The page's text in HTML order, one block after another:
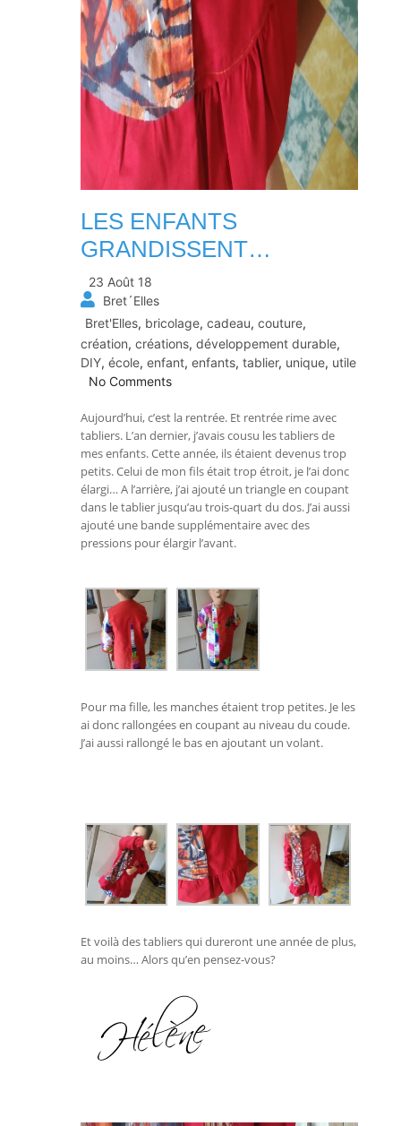
LES ENFANTS
GRANDISSENT…
23 Août 18
Bret´Elles
Bret'Elles, bricolage, cadeau, couture,
création, créations, développement durable,
DIY, école, enfant, enfants, tablier, unique, utile
No Comments
Aujourd’hui, c’est la rentrée. Et rentrée rime avec
tabliers. L’an dernier, j’avais cousu les tabliers de
mes enfants. Cette année, ils étaient devenus trop
petits. Celui de mon fils était trop étroit, je l’ai donc
élargi… A l’arrière, j’ai ajouté un triangle en coupant
dans le tablier jusqu’au trois-quart du dos. J’ai aussi
ajouté une bande supplémentaire avec des
pressions pour élargir l’avant.
Pour ma fille, les manches étaient trop petites. Je les
ai donc rallongées en coupant au niveau du coude.
J’ai aussi rallongé le bas en ajoutant un volant.
Et voilà des tabliers qui dureront une année de plus,
au moins… Alors qu’en pensez-vous?